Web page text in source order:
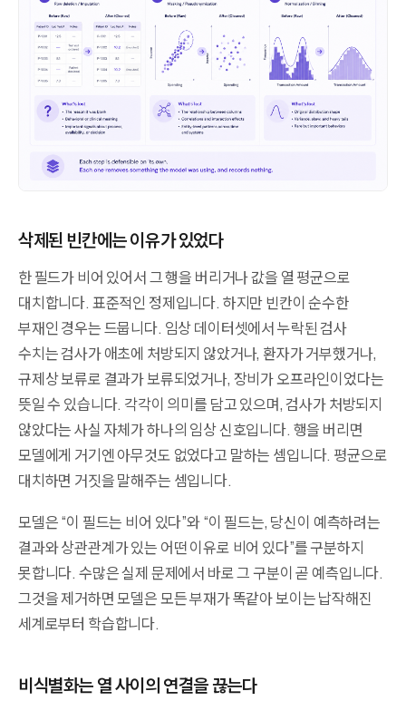
삭제된 빈칸에는 이유가 있었다
한 필드가 비어 있어서 그 행을 버리거나 값을 열 평균으로
대치합니다. 표준적인 정제입니다. 하지만 빈칸이 순수한
부재인 경우는 드뭅니다. 임상 데이터셋에서 누락된 검사
수치는 검사가 애초에 처방되지 않았거나, 환자가 거부했거나,
규제상 보류로 결과가 보류되었거나, 장비가 오프라인이었다는
뜻일 수 있습니다. 각각이 의미를 담고 있으며, 검사가 처방되지
않았다는 사실 자체가 하나의 임상 신호입니다. 행을 버리면
모델에게 거기엔 아무것도 없었다고 말하는 셈입니다. 평균으로
대치하면 거짓을 말해주는 셈입니다.
모델은 “이 필드는 비어 있다”와 “이 필드는, 당신이 예측하려는
결과와 상관관계가 있는 어떤 이유로 비어 있다”를 구분하지
못합니다. 수많은 실제 문제에서 바로 그 구분이 곧 예측입니다.
그것을 제거하면 모델은 모든 부재가 똑같아 보이는 납작해진
세계로부터 학습합니다.
비식별화는 열 사이의 연결을 끊는다